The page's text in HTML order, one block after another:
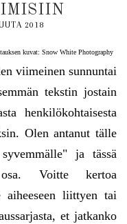
2018
kuvat: Snow White Photography
viimeinen sunnuntai
tekstin jostain
henkilökohtaisesta
Olen antanut tälle
ja tässä
Voitte kertoa
aiheeseen liittyen tai
et jatkanko